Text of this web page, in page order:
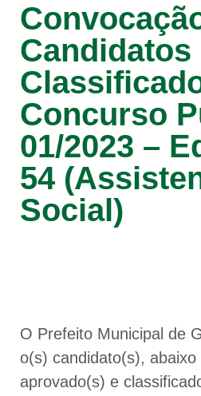
Candidatos
Concurso
01/2023 –
54
Social)
O Prefeito Municipal de
o(s) candidato(s), abaixo
aprovado(s) e